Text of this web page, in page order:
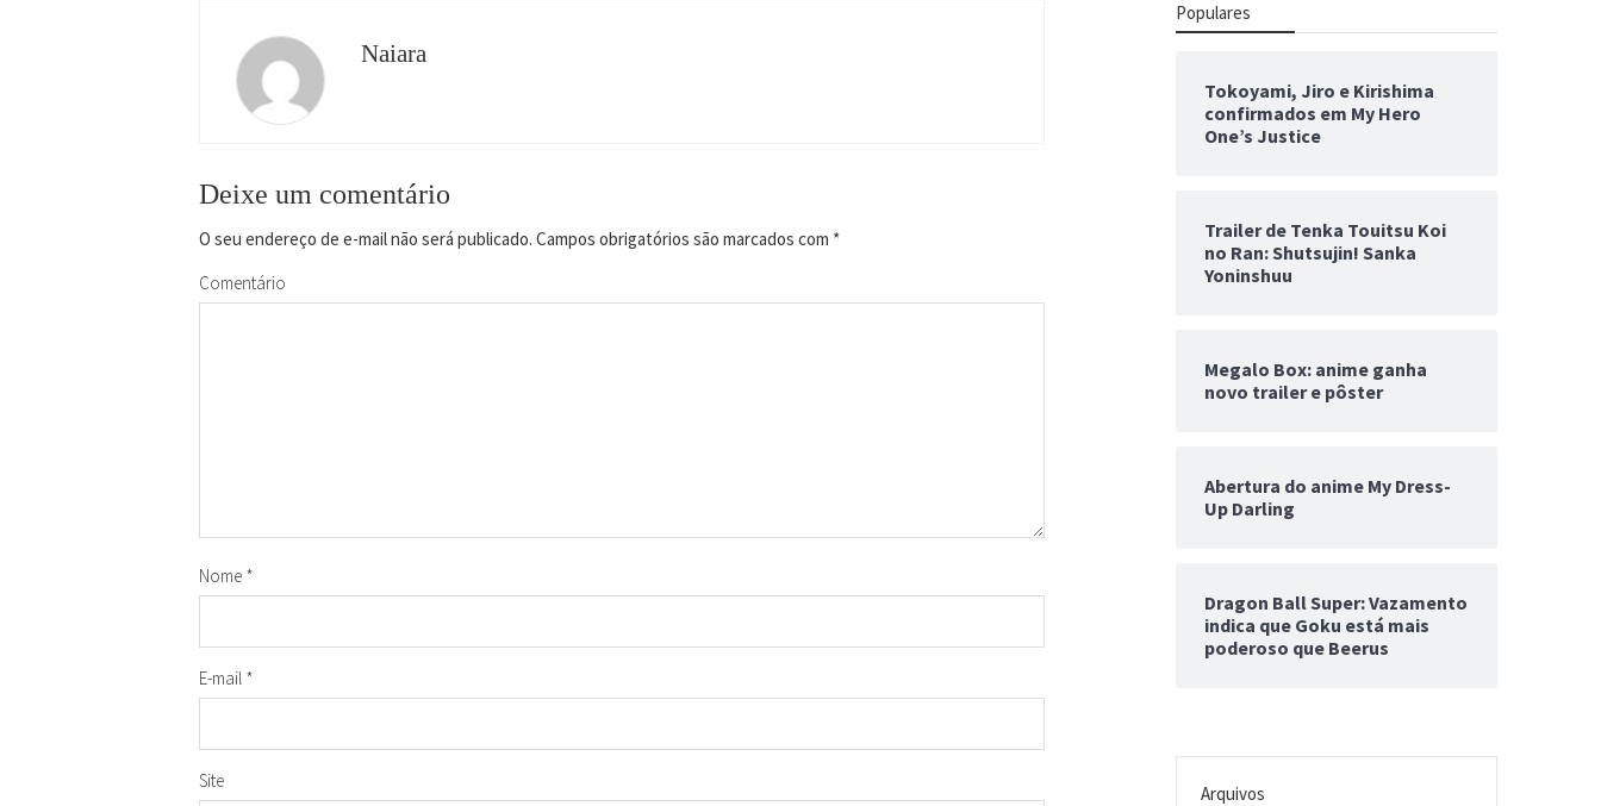
Naiara
Deixe um comentário
O seu endereço de e-mail não será publicado. Campos obrigatórios são marcados com *
Comentário
Nome *
E-mail *
Site
Populares
Tokoyami, Jiro e Kirishima
confirmados em My Hero
One’s Justice
Trailer de Tenka Touitsu Koi
no Ran: Shutsujin! Sanka
Yoninshuu
Megalo Box: anime ganha
novo trailer e pôster
Abertura do anime My Dress-
Up Darling
Dragon Ball Super: Vazamento
indica que Goku está mais
poderoso que Beerus
Arquivos